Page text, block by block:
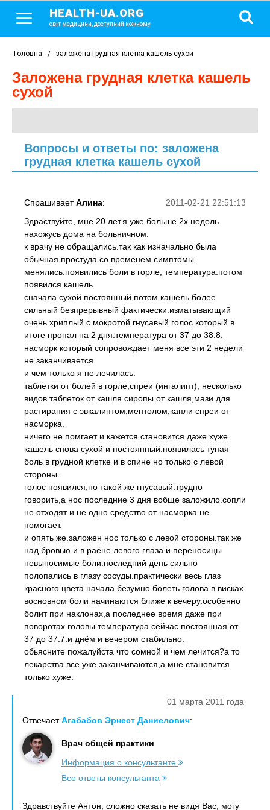
HEALTH-UA.ORG
світ медицини, доступний кожному
Головна / заложена грудная клетка кашель сухой
заложена грудная клетка кашель
сухой
Вопросы и ответы по: заложена
грудная клетка кашель сухой
2011-02-21 22:51:13
СпрашиваетАлина:
Здраствуйте, мне 20 лет.я уже больше 2х недель
нахожусь дома на больничном.
к врачу не обращались.так как изначально была
обычная простуда.со временем симптомы
менялись.появились боли в горле, температура.потом
появился кашель.
сначала сухой постоянный,потом кашель более
сильный безпрерывный фактически.изматывающий
очень.хриплый с мокротой.гнусавый голос.который в
итоге пропал на 2 дня.температура от 37 до 38.8.
насморк который сопровождает меня все эти 2 недели
не заканчивается.
и чем только я не лечилась.
таблетки от болей в горле,спреи (ингалипт), несколько
видов таблеток от кашля.сиропы от кашля,мази для
растирания с эвкалиптом,ментолом,капли спреи от
насморка.
ничего не помгает и кажется становится даже хуже.
кашель снова сухой и постоянный.появилась тупая
боль в грудной клетке и в спине но только с левой
стороны.
голос появился,но такой же гнусавый.трудно
говорить,а нос последние 3 дня вобще заложило.сопли
не отходят и не одно средство от насморка не
помогает.
и опять же.заложен нос только с левой стороны.так же
над бровью и в раёне левого глаза и переносицы
невыносимые боли.последний день сильно
полопались в глазу сосуды.практически весь глаз
красного цвета.начала безумно болеть голова в висках.
восновном боли начинаются ближе к вечеру.особенно
болит при наклонах,а последнее время даже при
поворотах головы.температура сейчас постоянная от
37 до 37.7.и днём и вечером стабильно.
обьясните пожалуйста что сомной и чем лечится?а то
лекарства все уже заканчиваются,а мне становится
только хуже.
01 марта 2011 года
ОтвечаетАгабабов Эрнест Даниелович:
Врач общей практики
Информация о консультанте
Все ответы консультанта
Здравствуйте Антон, сложно сказать не видя Вас, могу